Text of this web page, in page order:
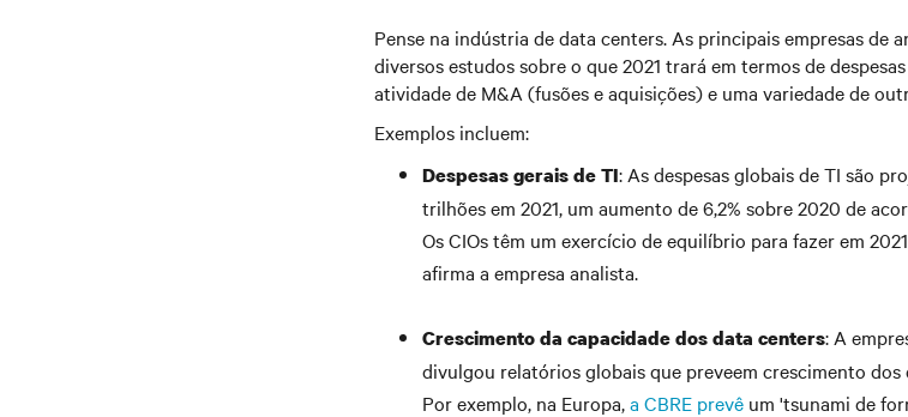
Pense na indústria de data centers. As principais empresas de
diversos estudos sobre o que 2021 trará em termos de
atividade de M&A (fusões e aquisições) e uma variedade de
Exemplos incluem:
Despesas gerais de TI: As despesas globais de TI são
trilhões em 2021, um aumento de 6,2% sobre 2020 de
Os CIOs têm um exercício de equilíbrio para fazer em
afirma a empresa analista.
Crescimento da capacidade dos data centers: A
divulgou relatórios globais que preveem crescimento
Por exemplo, na Europa,a CBRE prevê um 'tsunami de